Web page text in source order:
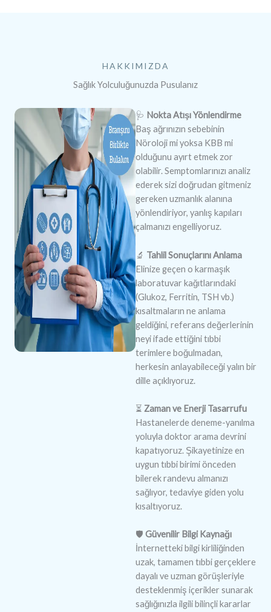
HAKKIMIZDA
Sağlık Yolculuğunuzda Pusulanız
🩺 Nokta Atışı Yönlendirme
Baş ağrınızın sebebinin
Nöroloji mi yoksa KBB mi
olduğunu ayırt etmek zor
olabilir. Semptomlarınızı analiz
ederek sizi doğrudan gitmeniz
gereken uzmanlık alanına
yönlendiriyor, yanlış kapıları
çalmanızı engelliyoruz.
🔬 Tahlil Sonuçlarını Anlama
Elinize geçen o karmaşık
laboratuvar kağıtlarındaki
(Glukoz, Ferritin, TSH vb.)
kısaltmaların ne anlama
geldiğini, referans değerlerinin
neyi ifade ettiğini tıbbi
terimlere boğulmadan,
herkesin anlayabileceği yalın bir
dille açıklıyoruz.
⏳ Zaman ve Enerji Tasarrufu
Hastanelerde deneme-yanılma
yoluyla doktor arama devrini
kapatıyoruz. Şikayetinize en
uygun tıbbi birimi önceden
bilerek randevu almanızı
sağlıyor, tedaviye giden yolu
kısaltıyoruz.
🛡️ Güvenilir Bilgi Kaynağı
İnternetteki bilgi kirliliğinden
uzak, tamamen tıbbi gerçeklere
dayalı ve uzman görüşleriyle
desteklenmiş içerikler sunarak
sağlığınızla ilgili bilinçli kararlar